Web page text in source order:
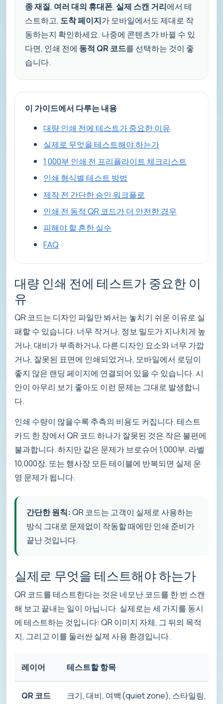
종 재질, 여러 대의 휴대폰, 실제 스캔 거리에서 테
스트하고, 도착 페이지가 모바일에서도 제대로 작
동하는지 확인하세요. 나중에 콘텐츠가 바뀔 수 있
다면, 인쇄 전에 동적 QR 코드를 선택하는 것이 좋
습니다.
이 가이드에서 다루는 내용
대량 인쇄 전에 테스트가 중요한 이유
실제로 무엇을 테스트해야 하는가
1,000부 인쇄 전 프리플라이트 체크리스트
인쇄 형식별 테스트 방법
제작 전 간단한 승인 워크플로
인쇄 전 동적 QR 코드가 더 안전한 경우
피해야 할 흔한 실수
FAQ
대량 인쇄 전에 테스트가 중요한 이
유
QR 코드는 디자인 파일만 봐서는 놓치기 쉬운 이유로 실
패할 수 있습니다. 너무 작거나, 정보 밀도가 지나치게 높
거나, 대비가 부족하거나, 다른 디자인 요소와 너무 가깝
거나, 잘못된 표면에 인쇄되었거나, 모바일에서 로딩이
좋지 않은 랜딩 페이지에 연결되어 있을 수 있습니다. 시
안이 아무리 보기 좋아도 이런 문제는 그대로 발생합니
다.
인쇄 수량이 많을수록 추측의 비용도 커집니다. 테스트
카드 한 장에서 QR 코드 하나가 잘못된 것은 작은 불편에
불과합니다. 하지만 같은 문제가 브로슈어 1,000부, 라벨
10,000장, 또는 행사장 모든 테이블에 반복되면 실제 운
영 문제가 됩니다.
간단한 원칙: QR 코드는 고객이 실제로 사용하는
방식 그대로 문제없이 작동할 때에만 인쇄 준비가
끝난 것입니다.
실제로 무엇을 테스트해야 하는가
QR 코드를 테스트한다는 것은 네모난 코드를 한 번 스캔
해 보고 끝내는 일이 아닙니다. 실제로는 세 가지를 동시
에 테스트하는 것입니다: QR 이미지 자체, 그 뒤의 목적
지, 그리고 이를 둘러싼 실제 사용 환경입니다.
레이어 테스트할 항목
QR 코드
크기, 대비, 여백(quiet zone), 스타일링, 인쇄